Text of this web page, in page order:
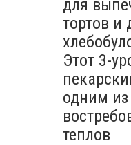
для
тортов и
Этот 3-
одним
теплов